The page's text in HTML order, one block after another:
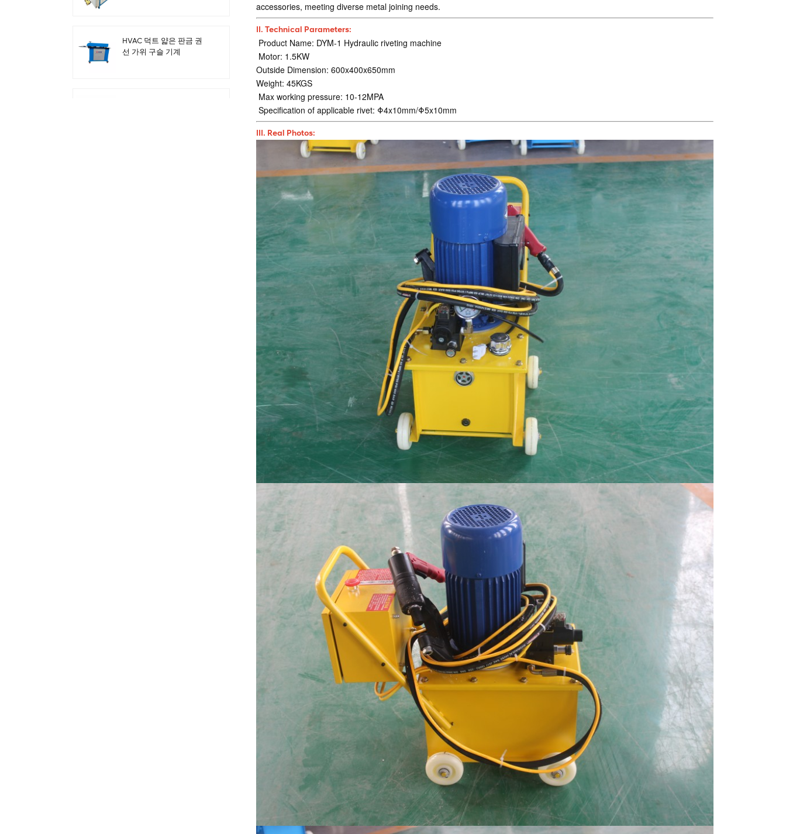
accessories, meeting diverse metal joining needs.
II. Technical Parameters:
Product Name: DYM-1 Hydraulic riveting machine
Motor: 1.5KW
Outside Dimension: 600x400x650mm
Weight: 45KGS
Max working pressure: 10-12MPA
Specification of applicable rivet: Φ4x10mm/Φ5x10mm
III. Real Photos:
HVAC 덕트 얇은 판금 권
선 가위 구슬 기계